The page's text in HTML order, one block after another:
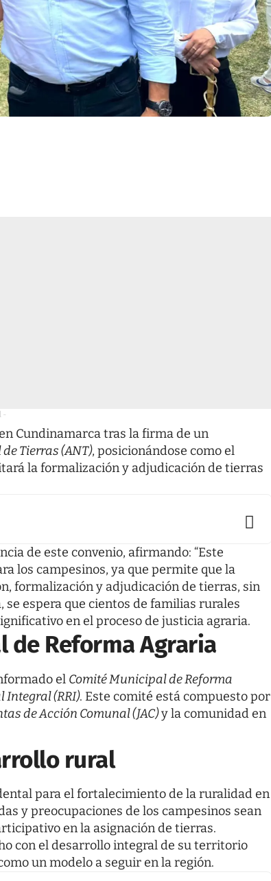
-
Cundinamarca tras la firma de un
Tierras (ANT), posicionándose como el
la formalización y adjudicación de tierras
de este convenio, afirmando: “Este
los campesinos, ya que permite que la
formalización y adjudicación de tierras, sin
se espera que cientos de familias rurales
en el proceso de justicia agraria.
de Reforma Agraria
el Comité Municipal de Reforma
Integral (RRI). Este comité está compuesto por
de Acción Comunal (JAC)y la comunidad en
rural
para el fortalecimiento de la ruralidad en
y preocupaciones de los campesinos sean
en la asignación de tierras.
con el desarrollo integral de su territorio
un modelo a seguir en la región.